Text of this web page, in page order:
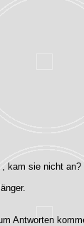
kam sie nicht an?
Antworten